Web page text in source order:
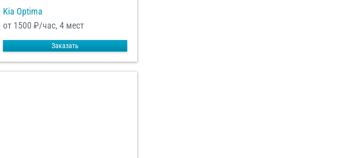
Kia Optima
от 1500 ₽/час, 4 мест
Заказать